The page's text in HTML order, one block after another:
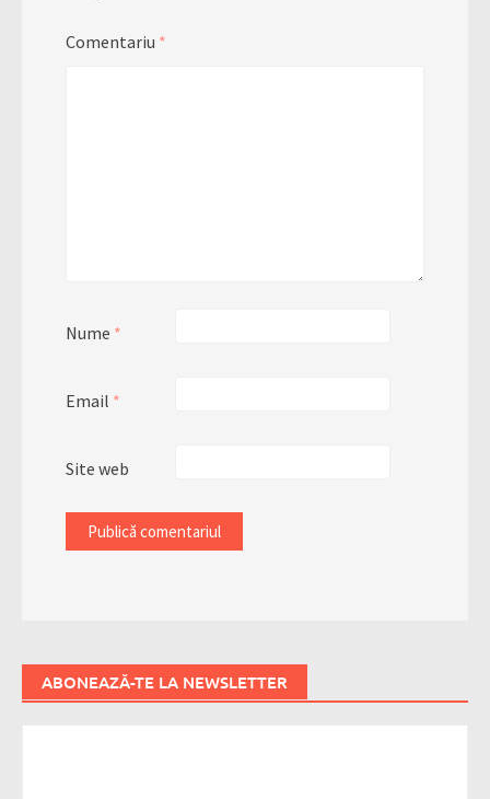
Comentariu *
Nume *
Email *
Site web
ABONEAZĂ-TE LA NEWSLETTER